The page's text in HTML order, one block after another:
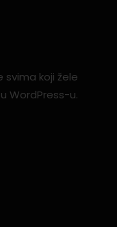
svima koji žele
WordPress-u.